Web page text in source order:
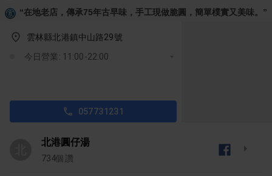
“在地老店，傳承75年古早味，手工現做脆圓，簡單樸實又美味。 ”
雲林縣北港鎮中山路29號
今日營業: 11:00-22:00
057731231
北港圓仔湯
734個讚